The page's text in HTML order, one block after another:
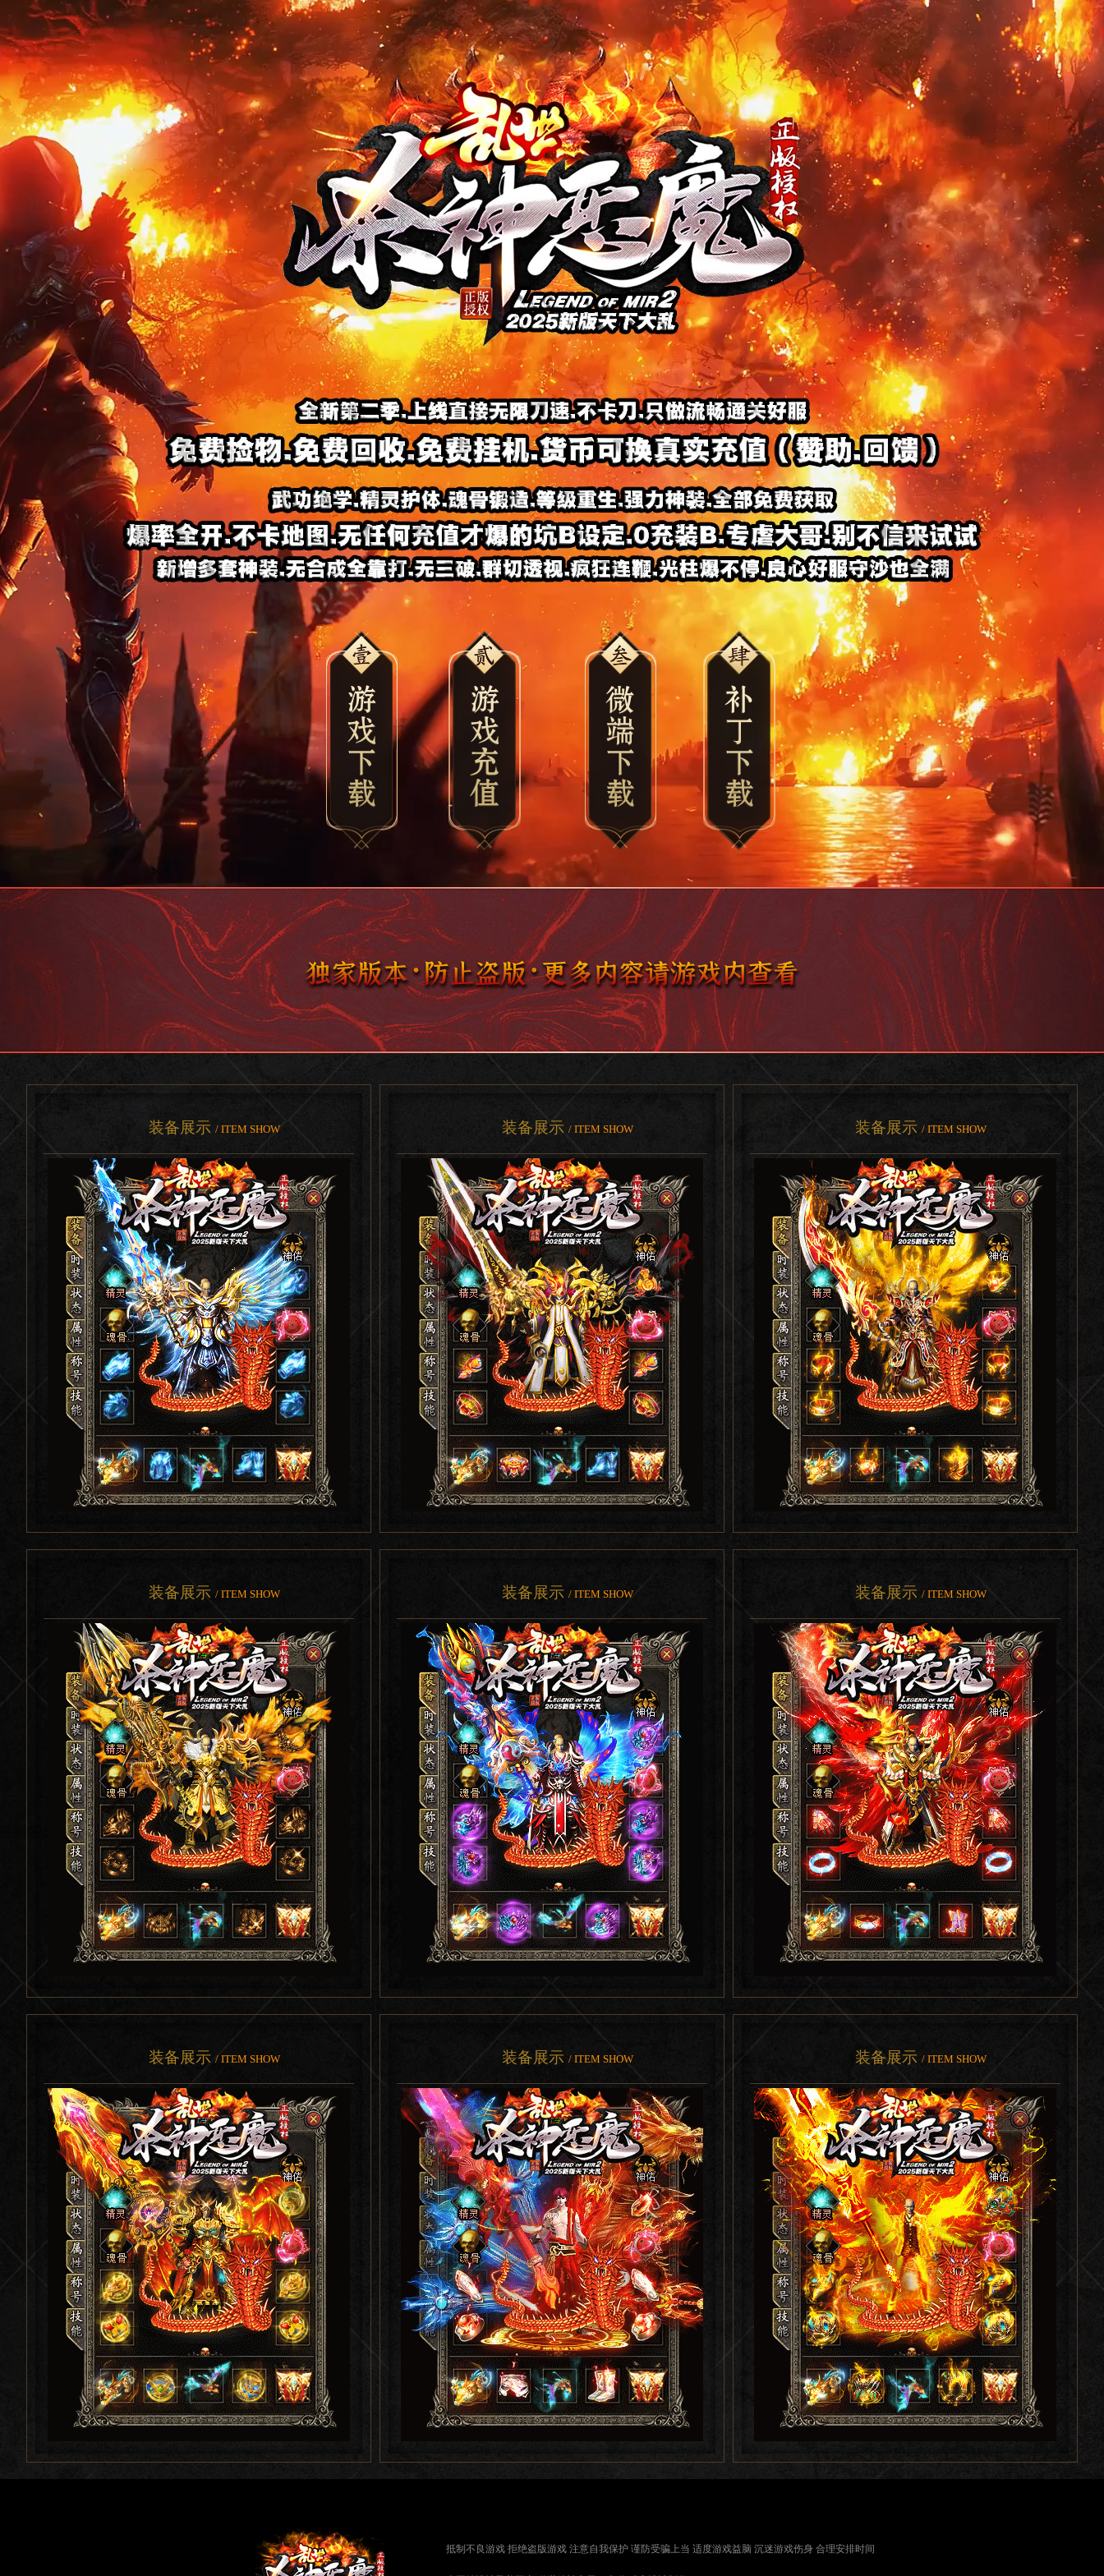
装备展示 / ITEM SHOW 装备展示 / ITEM SHOW 装备展示 / ITEM SHOW
装备展示 / ITEM SHOW 装备展示 / ITEM SHOW 装备展示 / ITEM SHOW
装备展示 / ITEM SHOW 装备展示 / ITEM SHOW 装备展示 / ITEM SHOW
抵制不良游戏 拒绝盗版游戏 注意自我保护 谨防受骗上当 适度游戏益脑 沉迷游戏伤身 合理安排时间